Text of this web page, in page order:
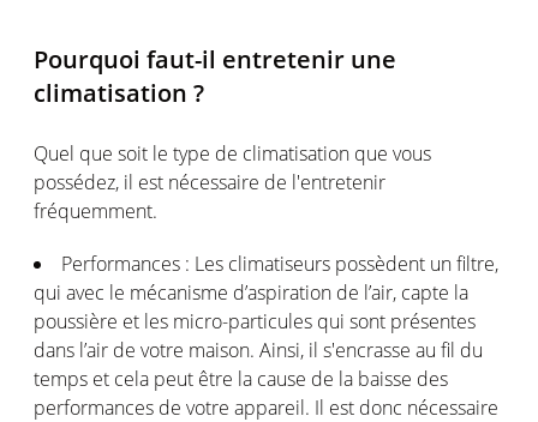
Pourquoi faut-il entretenir une
climatisation ?
Quel que soit le type de climatisation que vous
possédez, il est nécessaire de l'entretenir
fréquemment.
Performances : Les climatiseurs possèdent un filtre,
qui avec le mécanisme d’aspiration de l’air, capte la
poussière et les micro-particules qui sont présentes
dans l’air de votre maison. Ainsi, il s'encrasse au fil du
temps et cela peut être la cause de la baisse des
performances de votre appareil. Il est donc nécessaire